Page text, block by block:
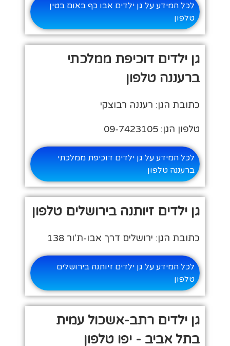
לכל המידע על גן ילדים אבו כף באום בטין
טלפון
גן ילדים דוכיפת ממלכתי
ברעננה טלפון
כתובת הגן: רעננה רבוצקי
טלפון הגן: 09-7423105
לכל המידע על גן ילדים דוכיפת ממלכתי
ברעננה טלפון
גן ילדים זיותנה בירושלים טלפון
כתובת הגן: ירושלים דרך אבו-ת'ור 138
לכל המידע על גן ילדים זיותנה בירושלים
טלפון
גן ילדים רתב-אשכול עמית
בתל אביב - יפו טלפון